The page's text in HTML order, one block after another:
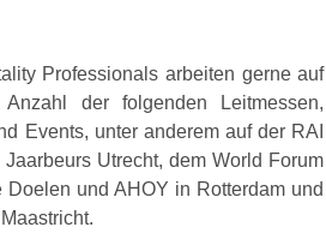
Professionals arbeiten gerne auf
der folgenden Leitmessen,
Events, unter anderem auf der RAI
Jaarbeurs Utrecht, dem World Forum
Doelen und AHOY in Rotterdam und